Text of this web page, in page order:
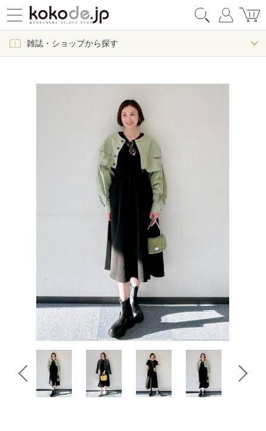
雑誌・ショップから探す